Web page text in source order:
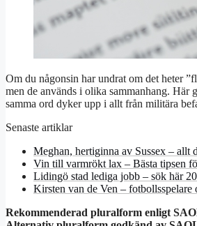
Om du någonsin har undrat om det heter
men de används i olika sammanhang. Här
samma ord dyker upp i allt från militära
Senaste artiklar
Meghan, hertiginna av Sussex – allt
Vin till varmrökt lax – Bästa tipsen
Lidingö stad lediga jobb – sök här
Kirsten van de Ven – fotbollsspelare
Rekommenderad pluralform enligt